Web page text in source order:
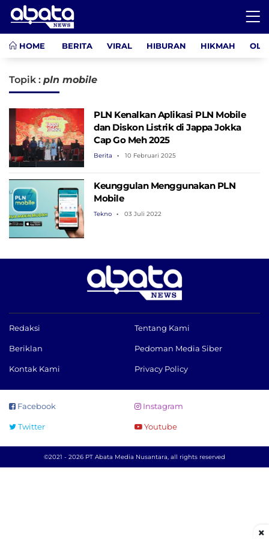
HOME BERITA VIRAL HIBURAN HIKMAH
Topik : pln mobile
PLN Kenalkan Aplikasi PLN Mobile
dan Diskon Listrik di Jappa Jokka
Cap Go Meh 2025
Berita 10 Februari 2025
Keunggulan Menggunakan PLN
Mobile
Tekno 03 Juli 2022
Redaksi Tentang Kami
Beriklan Pedoman Media Siber
Kontak Kami Privacy Policy
Facebook Instagram
Twitter Youtube
©2021 - 2026 PT Abata Media Nusantara, all rights reserved
×